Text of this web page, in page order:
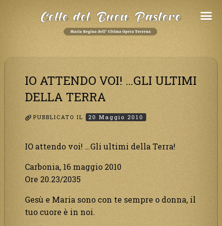
IO ATTENDO VOI! …GLI ULTIMI
DELLA TERRA
PUBBLICATO IL 20 Maggio 2010
IO attendo voi! …Gli ultimi della Terra!
Carbonia, 16 maggio 2010
Ore 20.23/2035
Gesù e Maria sono con te sempre o donna, il
tuo cuore è in noi.